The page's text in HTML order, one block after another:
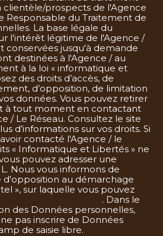
clientèle/prospects de l'Agence
Responsable du Traitement de
La base légale du
l'intérêt légitime de l'Agence /
conservées jusqu'à demande
destinées à l'Agence / au
à la loi « informatique et
des droits d’accès, de
d’opposition, de limitation
données. Vous pouvez retirer
à tout moment en contactant
/ Le Réseau. Consultez le site
d’informations sur vos droits. Si
contacté l'Agence / le
« Informatique et Libertés » ne
pouvez adresser une
Nous vous informons de
d'opposition au démarchage
», sur laquelle vous pouvez
. Dans le
des Données personnelles,
pas inscrire de Données
de saisie libre.